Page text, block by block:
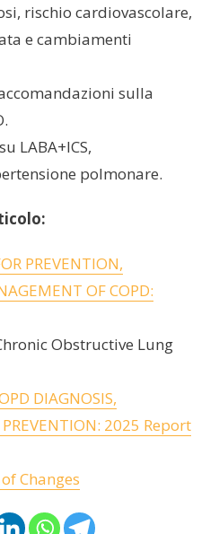
rischio cardiovascolare,
e cambiamenti
sulla
LABA+ICS,
polmonare.
PREVENTION,
OF COPD:
Obstructive Lung
DIAGNOSIS,
2025 Report
Changes